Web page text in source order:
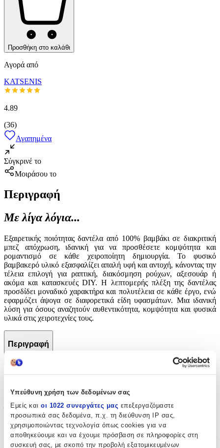
Υπεύθυνη χρήση των δεδομένων σας
Εμείς και οι 1022 συνεργάτες μας επεξεργαζόμαστε
προσωπικά σας δεδομένα, π.χ. τη διεύθυνση IP σας,
χρησιμοποιώντας τεχνολογία όπως cookies για να
αποθηκεύουμε και να έχουμε πρόσβαση σε πληροφορίες στη
συσκευή σας, με σκοπό την προβολή εξατομικευμένων
Προσθήκη στο καλάθι
Αγορά από
KATSENIS
4.89
(36)
Αγαπημένα
Σύγκρινέ το
Μοιράσου το
Περιγραφή
Με λίγα λόγια...
Εξαιρετικής ποιότητας δαντέλα από 100% βαμβάκι σε διακριτική
μπεζ απόχρωση, ιδανική για να προσθέσετε κομψότητα και
ρομαντισμό σε κάθε χειροποίητη δημιουργία. Το φυσικό
βαμβακερό υλικό εξασφαλίζει απαλή υφή και αντοχή, κάνοντας την
τέλεια επιλογή για ραπτική, διακόσμηση ρούχων, αξεσουάρ ή
ακόμα και κατασκευές DIY. Η λεπτομερής πλέξη της δαντέλας
προσδίδει μοναδικό χαρακτήρα και πολυτέλεια σε κάθε έργο, ενώ
εφαρμόζει άψογα σε διαφορετικά είδη υφασμάτων. Μια ιδανική
λύση για όσους αναζητούν αυθεντικότητα, κομψότητα και φυσικά
υλικά στις χειροτεχνίες τους.
Περιγραφή
Με λίγα λόγια...
Εξαιρετικής ποιότητας δαντέλα από 100% βαμβάκι σε διακριτική
μπεζ απόχρωση, ιδανική για να προσθέσετε κομψότητα και
ρομαντισμό σε κάθε χειροποίητη δημιουργία. Το φυσικό